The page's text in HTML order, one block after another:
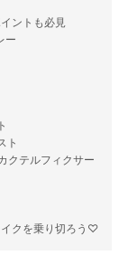
ントも必見
ー
ト
クテルフィクサー
イクを乗り切ろう♡